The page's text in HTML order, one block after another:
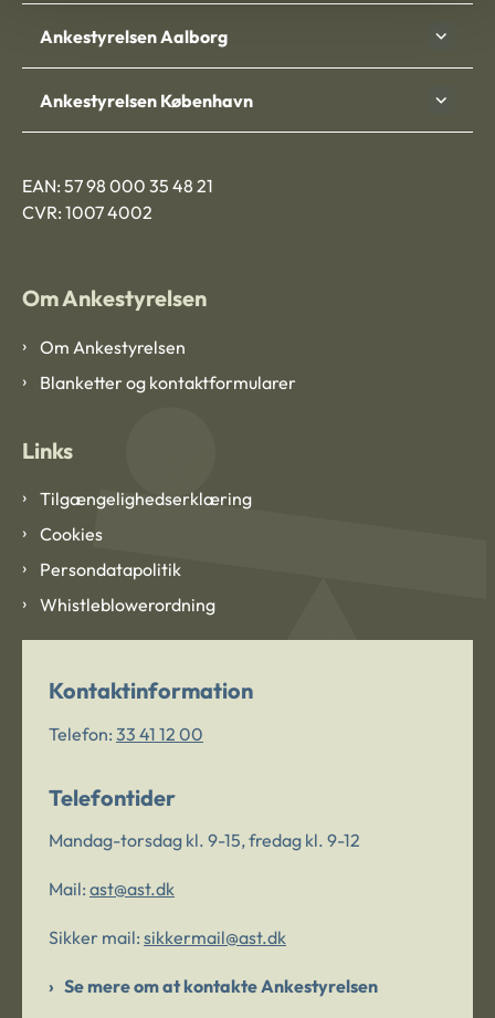
Ankestyrelsen Aalborg
Ankestyrelsen København
EAN: 57 98 000 35 48 21
CVR: 1007 4002
Om Ankestyrelsen
Om Ankestyrelsen
Blanketter og kontaktformularer
Links
Tilgængelighedserklæring
Cookies
Persondatapolitik
Whistleblowerordning
Kontaktinformation
Telefon: 33 41 12 00
Telefontider
Mandag-torsdag kl. 9-15, fredag kl. 9-12
Mail: ast@ast.dk
Sikker mail: sikkermail@ast.dk
Se mere om at kontakte Ankestyrelsen